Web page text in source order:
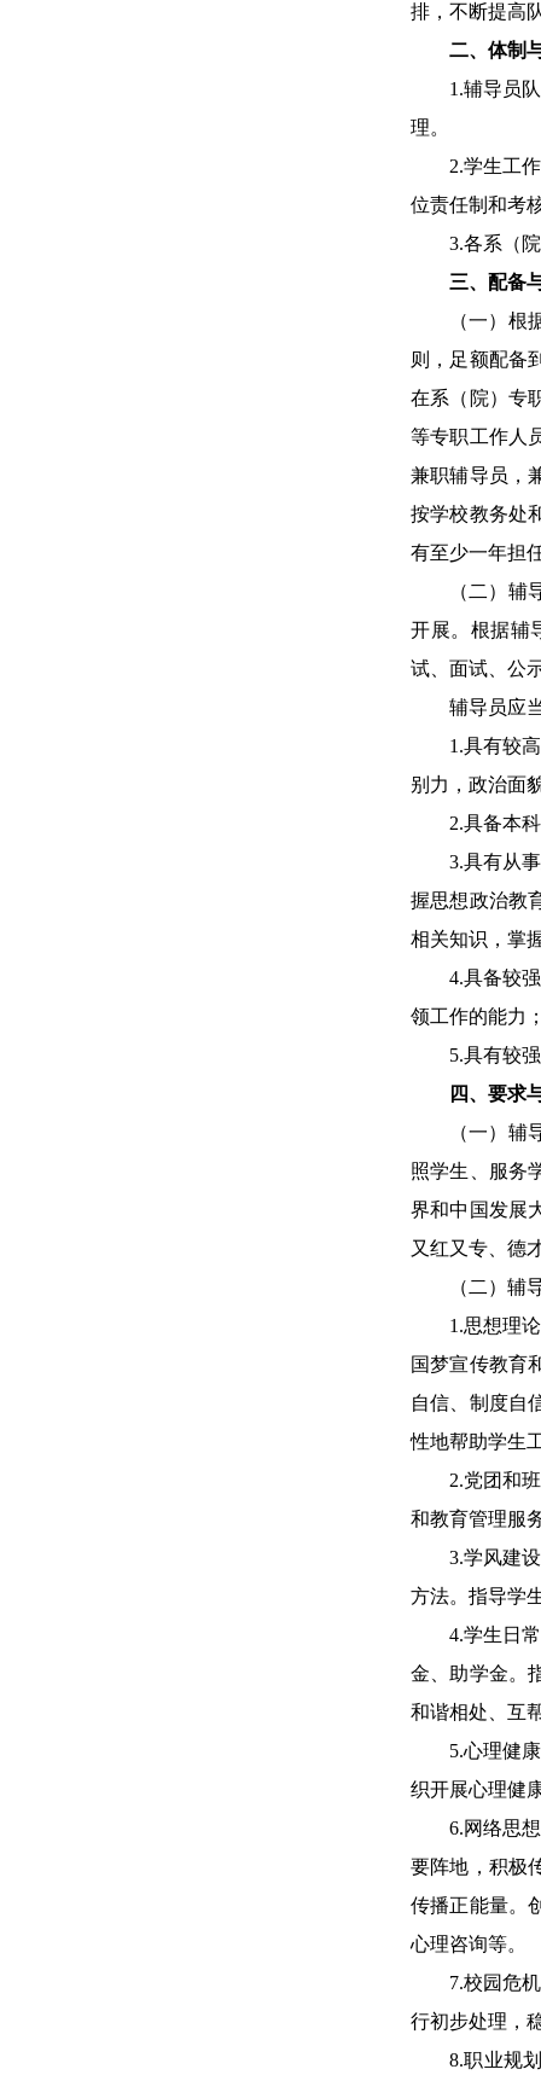
排，不断提高
二、体制
1 .辅导员
理。
2.学生工
位责任制和考
3.各系（
三、配备
（一）
则，足额配备
在系（院）专
等专职工作人
兼职辅导员，
按学校教务处
有至少一年担
（二）
开展。根据辅
试、面试、公
辅导员应
1.具有较
别力，政治面
2.具备本
3.具有从
握思想政治教
相关知识，掌
4.具备较
领工作的能力
5.具有较
四、要求
（一）
照学生、服务
界和中国发展
又红又专、德
（二）辅
1.思想理
国梦宣传教育
自信、制度自
性地帮助学生
2.党团和
和教育管理服
3.学风建
方法。指导学
4.学生日
金、助学金。
和谐相处、互
5.心理健
织开展心理健
6.网络思
要阵地，积极
传播正能量。
心理咨询等。
7.校园危
行初步处理，
8.职业规